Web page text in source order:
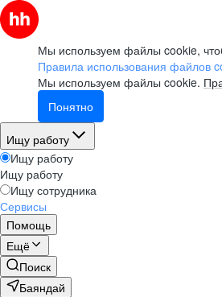
Мы используем файлы cookie,
Правила использования файлов
Мы используем файлы cookie.
Понятно
Ищу работу
Ищу работу
Ищу работу
Ищу сотрудника
Сервисы
Помощь
Ещё
Поиск
Баяндай